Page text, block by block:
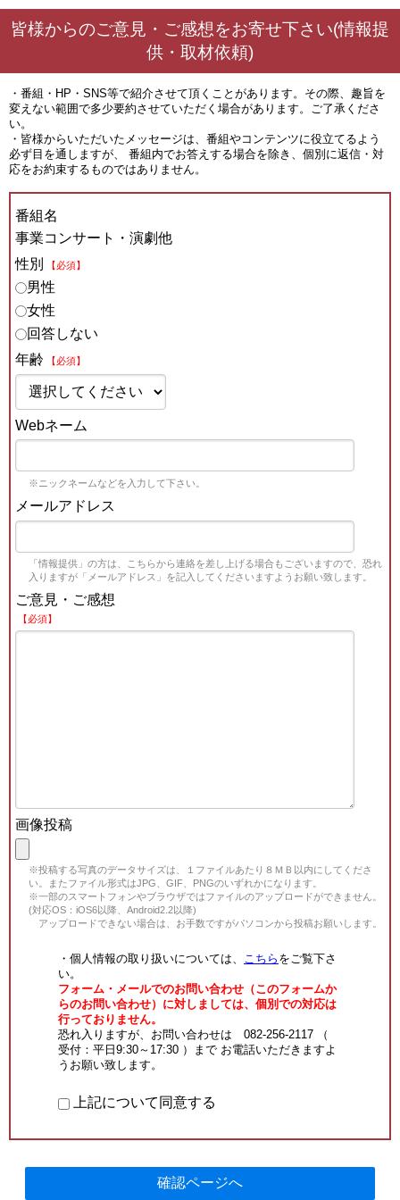
皆様からのご意見・ご感想をお寄せ下さい(情報提
供・取材依頼)
・番組・HP・SNS等で紹介させて頂くことがあります。その際、趣旨を
変えない範囲で多少要約させていただく場合があります。ご了承くださ
い。
・皆様からいただいたメッセージは、番組やコンテンツに役立てるよう
必ず目を通しますが、 番組内でお答えする場合を除き、個別に返信・対
応をお約束するものではありません。
番組名
事業コンサート・演劇他
性別
【必須】
男性
女性
回答しない
年齢
【必須】
Webネーム
※ニックネームなどを入力して下さい。
メールアドレス
「情報提供」の方は、こちらから連絡を差し上げる場合もございますので、恐れ
入りますが「メールアドレス」を記入してくださいますようお願い致します。
ご意見・ご感想
【必須】
画像投稿
※投稿する写真のデータサイズは、１ファイルあたり８ＭＢ以内にしてくださ
い。またファイル形式はJPG、GIF、PNGのいずれかになります。
※一部のスマートフォンやブラウザではファイルのアップロードができません。
(対応OS：iOS6以降、Android2.2以降)
アップロードできない場合は、お手数ですがパソコンから投稿お願いします。
・個人情報の取り扱いについては、 こちら をご覧下さ
い。
フォーム・メールでのお問い合わせ（このフォームか
らのお問い合わせ）に対しましては、個別での対応は
行っておりません。
恐れ入りますが、お問い合わせは 082-256-2117 （
受付：平日9:30～17:30 ）まで お電話いただきますよ
うお願い致します。
上記について同意する
確認ページへ